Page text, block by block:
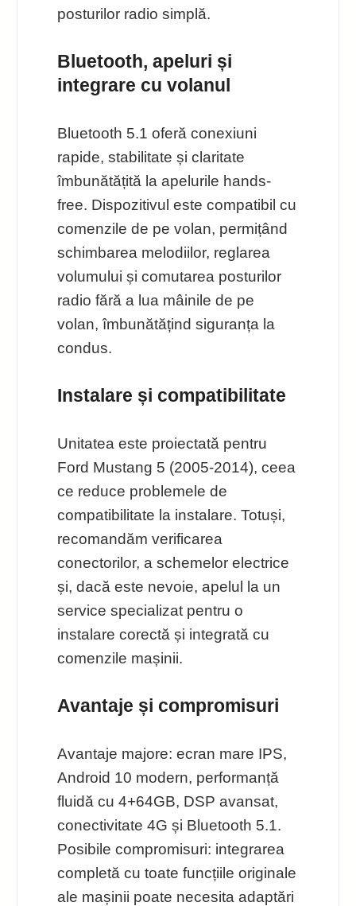
posturilor radio simplă.
Bluetooth, apeluri și
integrare cu volanul
Bluetooth 5.1 oferă conexiuni
rapide, stabilitate și claritate
îmbunătățită la apelurile hands-
free. Dispozitivul este compatibil cu
comenzile de pe volan, permițând
schimbarea melodiilor, reglarea
volumului și comutarea posturilor
radio fără a lua mâinile de pe
volan, îmbunătățind siguranța la
condus.
Instalare și compatibilitate
Unitatea este proiectată pentru
Ford Mustang 5 (2005-2014), ceea
ce reduce problemele de
compatibilitate la instalare. Totuși,
recomandăm verificarea
conectorilor, a schemelor electrice
și, dacă este nevoie, apelul la un
service specializat pentru o
instalare corectă și integrată cu
comenzile mașinii.
Avantaje și compromisuri
Avantaje majore: ecran mare IPS,
Android 10 modern, performanță
fluidă cu 4+64GB, DSP avansat,
conectivitate 4G și Bluetooth 5.1.
Posibile compromisuri: integrarea
completă cu toate funcțiile originale
ale mașinii poate necesita adaptări